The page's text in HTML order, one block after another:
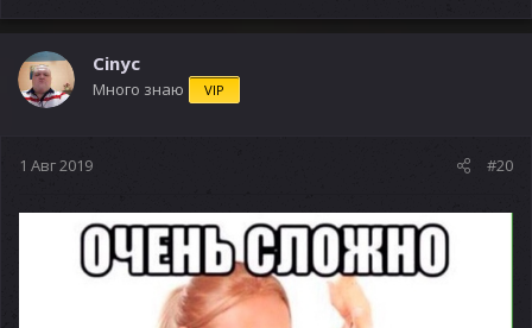
Cinyc
Много знаю VIP
1 Авг 2019 #20